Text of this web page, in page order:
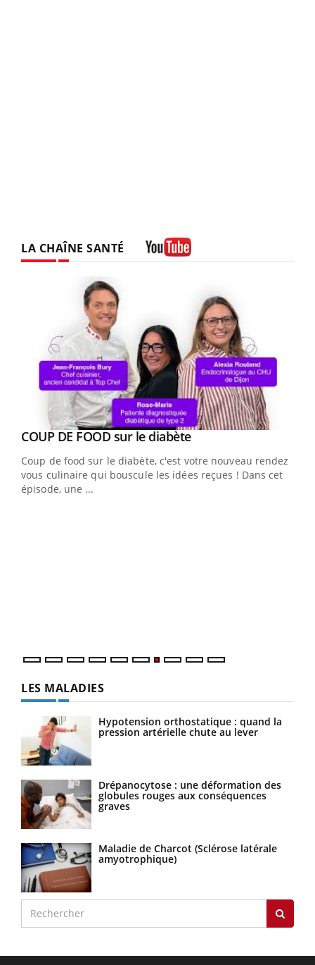
LA CHAÎNE SANTÉ
Youtube
COUP DE FOOD sur le diabèteYoutube
Coup de food sur le diabète, c'est votre nouveau rendez-
vous culinaire qui bouscule les idées reçues ! Dans cet
épisode, une ...
LES MALADIES
Hypotension orthostatique : quand la
pression artérielle chute au lever
Drépanocytose : une déformation des
globules rouges aux conséquences
graves
Maladie de Charcot (Sclérose latérale
amyotrophique)